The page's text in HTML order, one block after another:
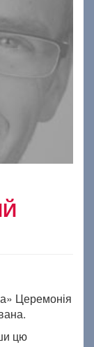
Церемонія
цю